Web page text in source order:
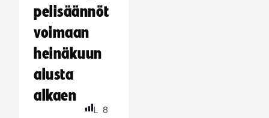
pelisäännöt
voimaan
heinäkuun
alusta
alkaen
L 8